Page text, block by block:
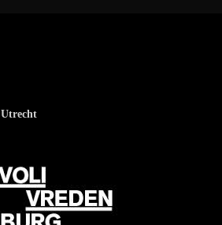
Utrecht